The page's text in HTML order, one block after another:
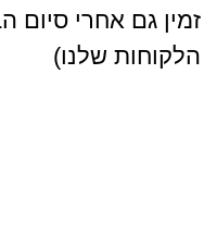
זמין גם אחרי סיום
הלקוחות שלנו)